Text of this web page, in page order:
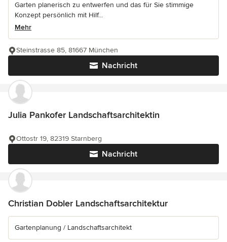
Garten planerisch zu entwerfen und das für Sie stimmige
Konzept persönlich mit Hilf...
Mehr
Nachricht
Steinstrasse 85, 81667 München
Julia Pankofer Landschaftsarchitektin
Nachricht
Ottostr 19, 82319 Starnberg
Christian Dobler Landschaftsarchitektur
Gartenplanung / Landschaftsarchitekt